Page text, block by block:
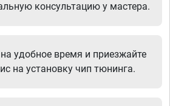
консультацию у мастера.
удобное время и приезжайте
на установку чип тюнинга.